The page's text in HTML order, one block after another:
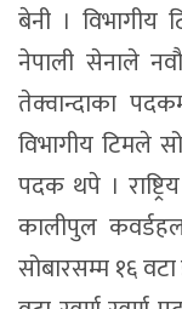
बेनी । विभागीय
नेपाली सेनाले
तेक्वान्दाका
विभागीय टिमले
पदक थपे ।
कालीपुल
सोबारसम्म १६